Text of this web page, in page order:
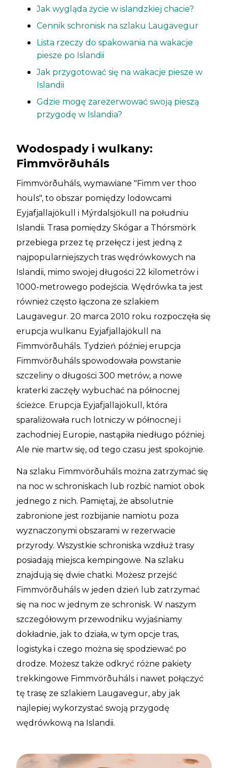
Jak wygląda życie w islandzkiej chacie?
Cennik schronisk na szlaku Laugavegur
Lista rzeczy do spakowania na wakacje
piesze po Islandii
Jak przygotować się na wakacje piesze w
Islandii
Gdzie mogę zarezerwować swoją pieszą
przygodę w Islandia?
Wodospady i wulkany:
Fimmvörðuháls
Fimmvörðuháls, wymawiane "Fimm ver thoo
houls", to obszar pomiędzy lodowcami
Eyjafjallajökull i Mýrdalsjökull na południu
Islandii. Trasa pomiędzy Skógar a Thórsmörk
przebiega przez tę przełęcz i jest jedną z
najpopularniejszych tras wędrówkowych na
Islandii, mimo swojej długości 22 kilometrów i
1000-metrowego podejścia. Wędrówka ta jest
również często łączona ze szlakiem
Laugavegur. 20 marca 2010 roku rozpoczęła się
erupcja wulkanu Eyjafjallajökull na
Fimmvörðuháls. Tydzień później erupcja
Fimmvörðuháls spowodowała powstanie
szczeliny o długości 300 metrów, a nowe
kraterki zaczęły wybuchać na północnej
ścieżce. Erupcja Eyjafjallajökull, która
sparaliżowała ruch lotniczy w północnej i
zachodniej Europie, nastąpiła niedługo później.
Ale nie martw się, od tego czasu jest spokojnie.
Na szlaku Fimmvörðuháls można zatrzymać się
na noc w schroniskach lub rozbić namiot obok
jednego z nich. Pamiętaj, że absolutnie
zabronione jest rozbijanie namiotu poza
wyznaczonymi obszarami w rezerwacie
przyrody. Wszystkie schroniska wzdłuż trasy
posiadają miejsca kempingowe. Na szlaku
znajdują się dwie chatki. Możesz przejść
Fimmvörðuháls w jeden dzień lub zatrzymać
się na noc w jednym ze schronisk. W naszym
szczegółowym przewodniku wyjaśniamy
dokładnie, jak to działa, w tym opcje tras,
logistyka i czego można się spodziewać po
drodze. Możesz także odkryć różne pakiety
trekkingowe Fimmvörðuháls i nawet połączyć
tę trasę ze szlakiem Laugavegur, aby jak
najlepiej wykorzystać swoją przygodę
wędrówkową na Islandii.